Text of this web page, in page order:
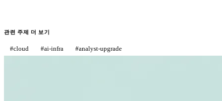
관련 주제 더 보기
#cloud #ai-infra #analyst-upgrade